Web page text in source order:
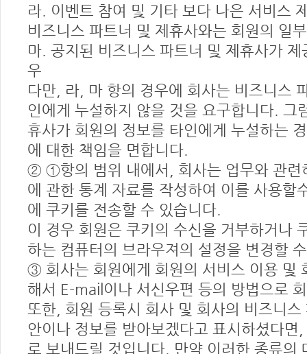
라. 이벤트 참여 및 기타 보다 나은 서비스
비즈니스 파트너 및 제휴사와는 회원의 일
마. 공지된 비즈니스 파트너 및 제휴사가
우
다만, 라, 마 항의 경우에 회사는 비즈니스
인에게 누설하지 않을 것을 요구합니다. 그
휴사가 회원의 정보를 타인에게 누설하는
에 대한 책임을 면합니다.
② ①항의 범위 내에서, 회사는 업무와 관련
에 관한 통계 자료를 작성하여 이를 사용할
에 쿠키를 전송할 수 있습니다.
이 경우 회원은 쿠키의 수신을 거부하거나
하는 컴퓨터의 브라우져의 설정을 변경할
③ 회사는 회원에게 회원의 서비스 이용 및
해서 E-mail이나 서신우편 등의 방법으로
또한, 회원 등록시 회사 및 회사의 비즈니
안이나 정보를 받아보겠다고 표시하셨다
로 보내드릴 것입니다. 만약 이러한 종류